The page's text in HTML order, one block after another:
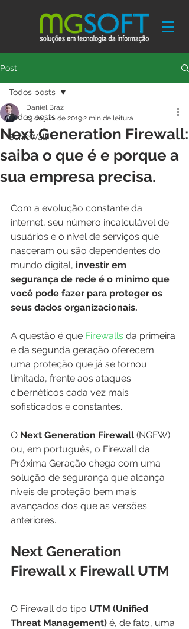
Post
Todos posts
SonicWall
Todos posts
Next Generation Firewall:
saiba o que é e porque a
sua empresa precisa.
Daniel Braz
13 de jun. de 20192 min de leitura
Com a evolução constante da
internet, seu número incalculável de
usuários e o nível de serviços que
nasceram ou são dependentes do
mundo digital, investir em
segurança de rede é o mínimo que
você pode fazer para proteger os
seus dados organizacionais.
A questão é que Firewalls da primeira
e da segunda geração oferecem
uma proteção que já se tornou
limitada, frente aos ataques
cibernéticos cada vez mais
sofisticados e constantes.
O Next Generation Firewall (NGFW)
ou, em português, o Firewall da
Próxima Geração chega com uma
solução de segurança que alcança
níveis de proteção bem mais
avançados dos que as versões
anteriores.
Next Generation
Firewall x Firewall UTM
O Firewall do tipo UTM (Unified
Threat Management) é, de fato, uma